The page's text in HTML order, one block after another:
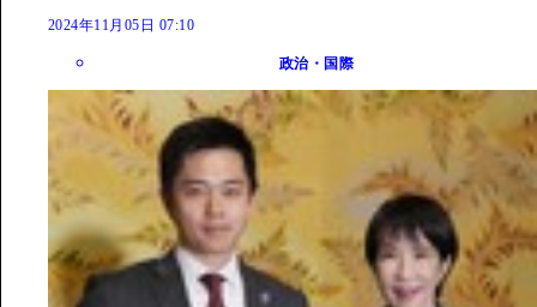
2024年11月05日 07:10
政治・国際